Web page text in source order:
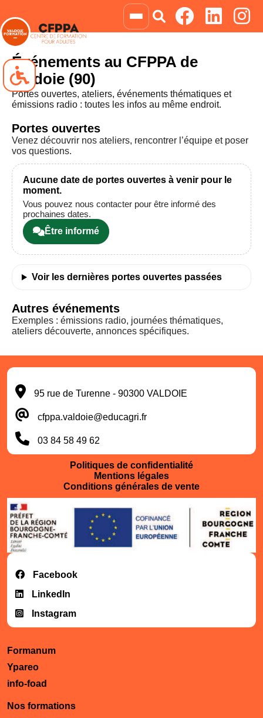
Événements au CFPPA de
Valdoie (90)
Portes ouvertes, ateliers, événements thématiques et
émissions radio : toutes les infos au même endroit.
Portes ouvertes
Venez découvrir nos ateliers, rencontrer l’équipe et poser
vos questions.
Aucune date de portes ouvertes à venir pour le
moment.
Vous pouvez nous contacter pour être informé des
prochaines dates.
Être informé
Voir les dernières portes ouvertes passées
Autres événements
Exemples : émissions radio, journées thématiques,
ateliers découverte, annonces spécifiques.
Navigation clavier
Niveau de gris Négatif
Liens soulignés
Curseur noir Curseur blanc
Titres soulignés Info-bulles
95 rue de Turenne - 90300 VALDOIE
cfppa.valdoie@educagri.fr
03 84 58 49 62
Politiques de confidentialité
Mentions légales
Conditions générales de vente
Facebook
LinkedIn
Instagram
Formanum
Ypareo
info-foad
Nos formations